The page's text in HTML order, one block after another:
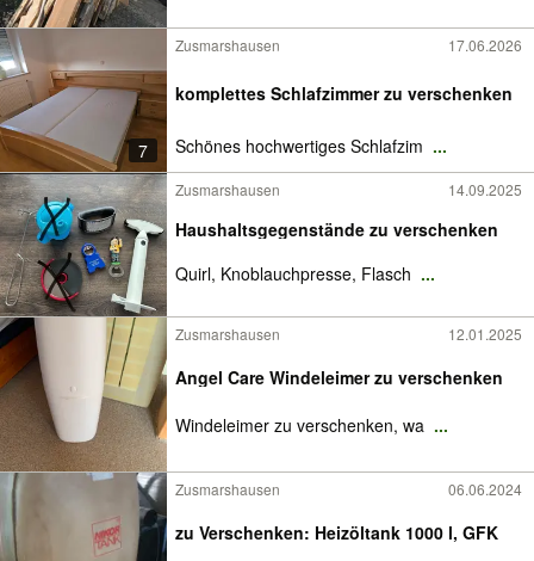
7
Zusmarshausen 17.06.2026
komplettes Schlafzimmer zu verschenken
Schönes hochwertiges Schlafzim ...
Zusmarshausen 14.09.2025
Haushaltsgegenstände zu verschenken
Quirl, Knoblauchpresse, Flasch ...
Zusmarshausen 12.01.2025
Angel Care Windeleimer zu verschenken
Windeleimer zu verschenken, wa ...
Zusmarshausen 06.06.2024
zu Verschenken: Heizöltank 1000 l, GFK